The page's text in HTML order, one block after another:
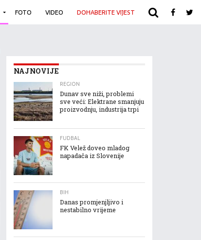
FOTO VIDEO DOHABERITE VIJEST ARHIVA
NAJNOVIJE
REGION
Dunav sve niži, problemi
sve veći: Elektrane smanjuju
proizvodnju, industrija trpi
FUDBAL
FK Velež doveo mladog
napadača iz Slovenije
BIH
Danas promjenjljivo i
nestabilno vrijeme